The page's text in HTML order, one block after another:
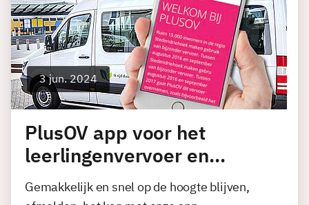
3 jun. 2024
PlusOV app voor het
leerlingenvervoer en…
Gemakkelijk en snel op de hoogte blijven,